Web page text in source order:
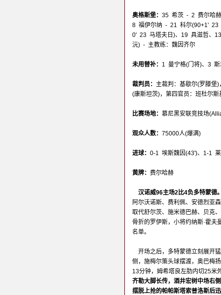
奥格斯堡： 35 希茨 - 2 费尔哈
8 福伊尔纳 - 21 科尔(90+1' 23
0' 23 马塔夫日)、19 具滋哲、
沅) - 主教练：魏因齐尔
未用替补： 1 曼宁格(门将)、3
裁判员： 主裁判：基歇尔(罗滕堡
(康斯坦茨)，第四官员：班杜尔斯
比赛场地： 慕尼黑安联竞技场
观众人数： 75000人(爆满)
进球： 0-1 埃斯魏因(43')、1-1
黄牌： 费尔哈赫
汉诺威96主场2比4负多特蒙德
阿尔沃诺斯、费利佩、安德烈亚
取代舒尔茨、施米德巴赫、贝克
骨折的罗伊斯，小将约纳斯·霍
名单。
开场之后，多特蒙德立刻展开
侧，施梅尔策头球摆渡，奥巴梅
13分钟，姆希塔良左肋内切25米
齐勒大脚长传，酒井宏树中场右
摆脱上抢的帕帕斯塔索普洛斯后